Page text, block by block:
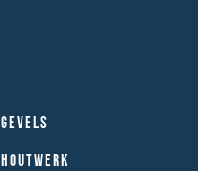
Gevels
Houtwerk